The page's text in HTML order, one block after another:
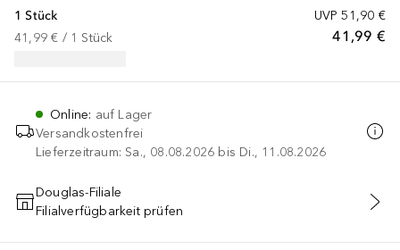
UVP 51,90 €
41,99 €
1 Stück
41,99 € / 1 Stück
Online: auf Lager
Versandkostenfrei
Lieferzeitraum: Sa., 08.08.2026 bis Di., 11.08.2026
IN DEN WARENKORB
Douglas-Filiale
Filialverfügbarkeit prüfen